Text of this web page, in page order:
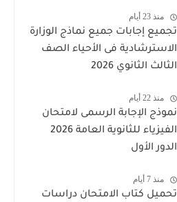
منذ 23 أيام
تجميع إجابات جميع نماذج الوزارة
الاسترشادية فى الأحياء الصف
الثالث الثانوي 2026
منذ 22 أيام
نموذج الإجابة الرسمى لامتحان
الفيزياء للثانوية العامة 2026
الدور الأول
منذ 7 أيام
تحميل كتاب الامتحان دراسات